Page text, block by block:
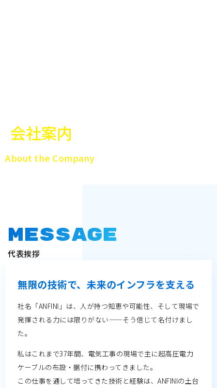
会社案内
About the Company
MESSAGE
代表挨拶
無限の技術で、未来のインフラを支える
社名「ANFINI」は、人が持つ知恵や可能性、そして現場で
発揮される力には限りがない——そう信じて名付けまし
た。
私はこれまで37年間、電気工事の現場で主に超高圧電力
ケーブルの布設・据付に携わってきました。
この仕事を通して培ってきた技術と経験は、ANFINIの土台